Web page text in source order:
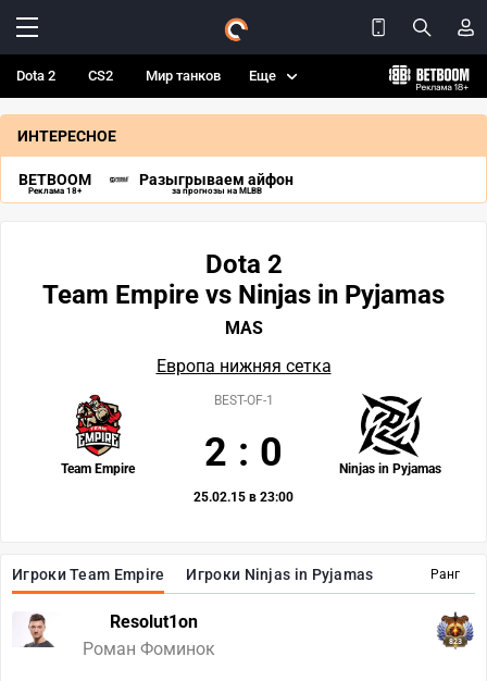
Dota 2 CS2 Мир танков Еще
ИНТЕРЕСНОЕ
BETBOOM
Реклама 18+
Разыгрываем айфон
за прогнозы на MLBB
Ранг
Игроки Team Empire Игроки Ninjas in Pyjamas
Resolut1on
Роман Фоминок
823
Dota 2
Team Empire vs Ninjas in Pyjamas
MAS
Европа нижняя сетка
Team Empire Ninjas in Pyjamas
BEST-OF-1
2 : 0
25.02.15 в 23:00